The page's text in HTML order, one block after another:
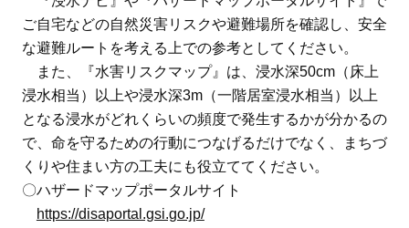
ご自宅などの自然災害リスクや避難場所を確認し、安全
な避難ルートを考える上での参考としてください。
また、『水害リスクマップ』は、浸水深50cm（床上
浸水相当）以上や浸水深3m（一階居室浸水相当）以上
となる浸水がどれくらいの頻度で発生するかが分かるの
で、命を守るための行動につなげるだけでなく、まちづ
くりや住まい方の工夫にも役立ててください。
〇ハザードマップポータルサイト
https://disaportal.gsi.go.jp/